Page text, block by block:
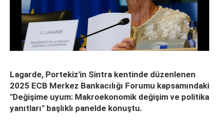
Lagarde, Portekiz'in Sintra kentinde düzenlenen
2025 ECB Merkez Bankacılığı Forumu kapsamındaki
"Değişime uyum: Makroekonomik değişim ve politika
yanıtları" başlıklı panelde konuştu.